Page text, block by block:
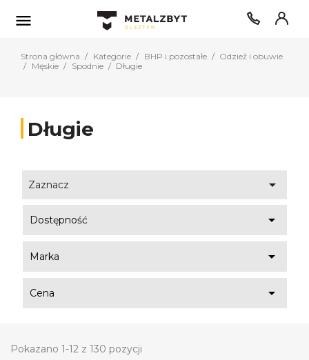

Strona główna Kategorie BHP i pozostałe
Odzież i obuwie
Męskie
Spodnie Długie
Długie
Zaznacz 
Dostępność 
Marka 
Cena 
Pokazano 1-12 z 130 pozycji